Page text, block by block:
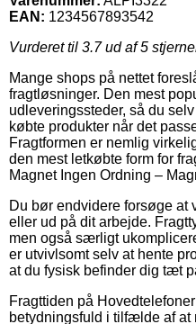
EAN: 1234567893542
Vurderet til 3.7ud af 5
Mange shops på nettet
fragtløsninger. Den mest
udleveringssteder, så du
købte produkter når det
Fragtformen er nemlig
den mest letkøbte form for
Magnet Ingen Ordning –
Du bør endvidere forsøge at
eller ud på dit arbejde.
men også særligt
er utvivlsomt selv at hente
at du fysisk befinder dig tæt
Fragttiden på
betydningsfuld i tilfælde af at